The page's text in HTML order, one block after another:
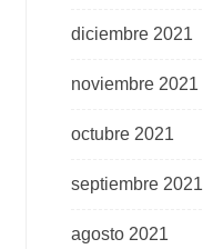
diciembre 2021
noviembre 2021
octubre 2021
septiembre 2021
agosto 2021